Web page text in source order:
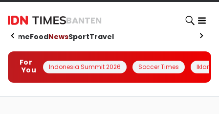
BANTEN
HomeFoodNewsSportTravel
For
You
Indonesia Summit 2026 Soccer Times Iklanin